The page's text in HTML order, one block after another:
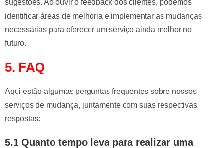
sugestões. Ao ouvir o feedback dos clientes, podemos
identificar áreas de melhoria e implementar as mudanças
necessárias para oferecer um serviço ainda melhor no
futuro.
5. FAQ
Aqui estão algumas perguntas frequentes sobre nossos
serviços de mudança, juntamente com suas respectivas
respostas:
5.1 Quanto tempo leva para realizar uma